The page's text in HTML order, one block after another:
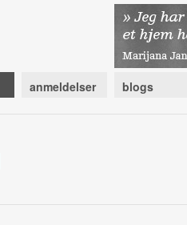
anmeldelser blogs